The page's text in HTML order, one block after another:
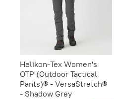
Helikon-Tex Women's
OTP (Outdoor Tactical
Pants)® - VersaStretch®
- Shadow Grey